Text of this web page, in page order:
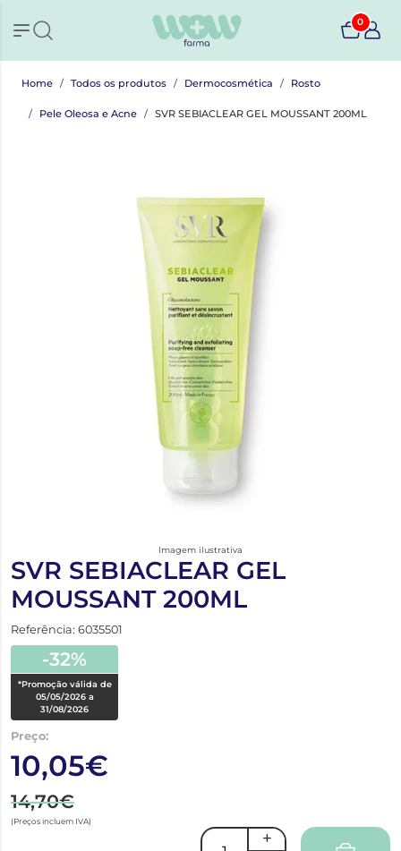
0
Home Todos os produtos Dermocosmética Rosto
Pele Oleosa e Acne SVR SEBIACLEAR GEL MOUSSANT 200ML
Imagem ilustrativa
SVR SEBIACLEAR GEL
MOUSSANT 200ML
Referência: 6035501
-32%
*Promoção válida de
05/05/2026 a
31/08/2026
Preço:
10,05€
14,70€
(Preços incluem IVA)